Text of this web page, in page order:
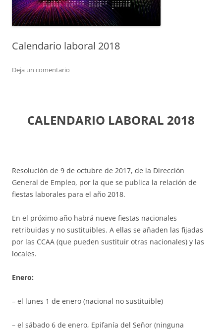
Calendario laboral 2018
Deja un comentario
CALENDARIO LABORAL 2018
Resolución de 9 de octubre de 2017, de la Dirección
General de Empleo, por la que se publica la relación de
fiestas laborales para el año 2018.
En el próximo año habrá nueve fiestas nacionales
retribuidas y no sustituibles. A ellas se añaden las fijadas
por las CCAA (que pueden sustituir otras nacionales) y las
locales.
Enero:
– el lunes 1 de enero (nacional no sustituible)
– el sábado 6 de enero, Epifanía del Señor (ninguna